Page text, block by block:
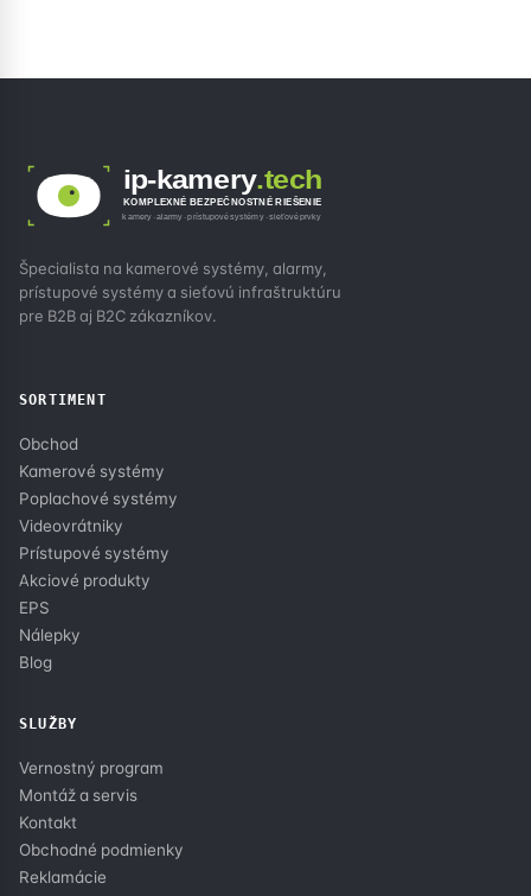
ip-kamery.tech
KOMPLEXNÉ BEZPEČNOSTNÉ RIEŠENIE
kamery · alarmy · prístupové systémy · sieťové prvky
Špecialista na kamerové systémy, alarmy,
prístupové systémy a sieťovú infraštruktúru
pre B2B aj B2C zákazníkov.
SORTIMENT
Obchod
Kamerové systémy
Poplachové systémy
Videovrátniky
Prístupové systémy
Akciové produkty
EPS
Nálepky
Blog
SLUŽBY
Vernostný program
Montáž a servis
Kontakt
Obchodné podmienky
Reklamácie